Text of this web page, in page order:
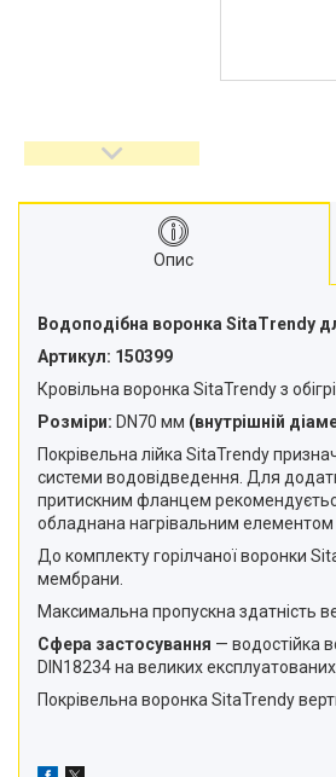
Опис
Водоподібна воронка SitaTrendy
Артикул: 150399
Кровільна воронка SitaTrendy з
Розміри: DN70 мм (внутрішній
Покрівельна лійка SitaTrendy
системи водовідведення. Для
притискним фланцем рекомендується
обладнана нагрівальним
До комплекту горілчаної воронки
мембрани.
Максимальна пропускна здатність
Сфера застосування — водостійка
DIN18234 на великих
Покрівельна воронка SitaTrendy